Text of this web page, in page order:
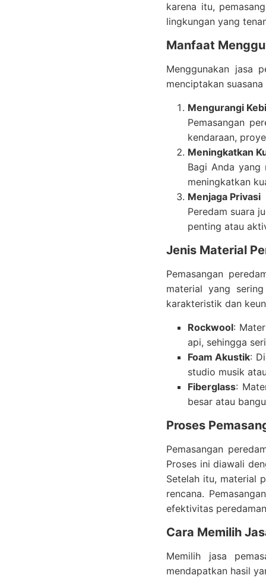
karena itu,
lingkungan yang
Manfaat
Menggunakan jasa
menciptakan
Mengurangi
Pemasangan
kendaraan,
Meningkatkan
Bagi Anda yang
meningkatkan
Menjaga Privasi
Peredam suara
penting atau
Jenis Material
Pemasangan
material yang
karakteristik dan
Rockwool:
api, sehingga
Foam Akustik:
studio musik
Fiberglass:
besar atau
Proses
Pemasangan
Proses ini diawali
Setelah itu, material
rencana.
efektivitas
Cara Memilih
Memilih jasa
mendapatkan hasil